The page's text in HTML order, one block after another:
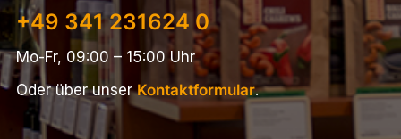
+49 341 231624 0
Mo-Fr, 09:00 – 15:00 Uhr
Oder über unserKontaktformular.